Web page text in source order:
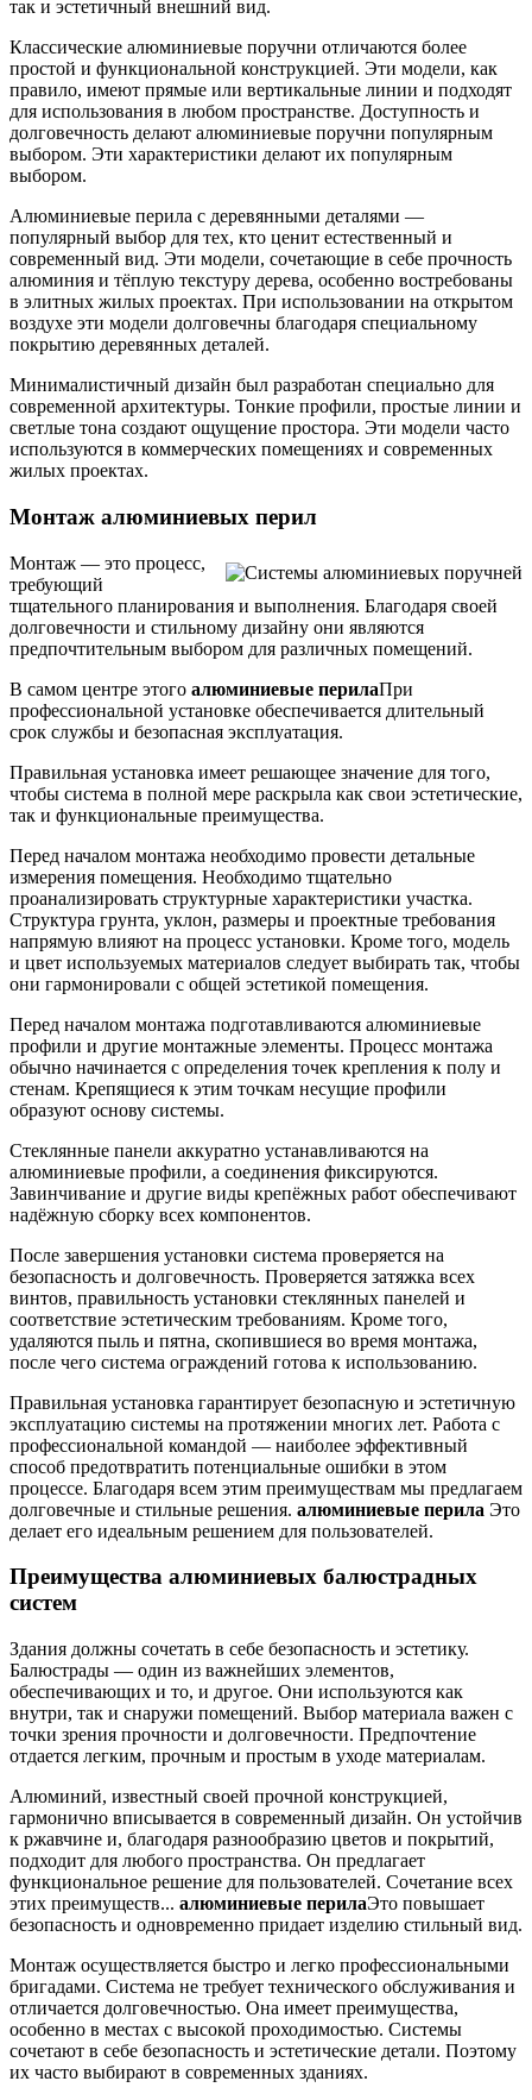
так и эстетичный внешний вид.
Классические алюминиевые поручни отличаются более
простой и функциональной конструкцией. Эти модели, как
правило, имеют прямые или вертикальные линии и подходят
для использования в любом пространстве. Доступность и
долговечность делают алюминиевые поручни популярным
выбором. Эти характеристики делают их популярным
выбором.
Алюминиевые перила с деревянными деталями —
популярный выбор для тех, кто ценит естественный и
современный вид. Эти модели, сочетающие в себе прочность
алюминия и тёплую текстуру дерева, особенно востребованы
в элитных жилых проектах. При использовании на открытом
воздухе эти модели долговечны благодаря специальному
покрытию деревянных деталей.
Минималистичный дизайн был разработан специально для
современной архитектуры. Тонкие профили, простые линии и
светлые тона создают ощущение простора. Эти модели часто
используются в коммерческих помещениях и современных
жилых проектах.
Монтаж алюминиевых перил
Монтаж — это процесс,
требующий
тщательного планирования и выполнения. Благодаря своей
долговечности и стильному дизайну они являются
предпочтительным выбором для различных помещений.
В самом центре этого алюминиевые перилаПри
профессиональной установке обеспечивается длительный
срок службы и безопасная эксплуатация.
Правильная установка имеет решающее значение для того,
чтобы система в полной мере раскрыла как свои эстетические,
так и функциональные преимущества.
Перед началом монтажа необходимо провести детальные
измерения помещения. Необходимо тщательно
проанализировать структурные характеристики участка.
Структура грунта, уклон, размеры и проектные требования
напрямую влияют на процесс установки. Кроме того, модель
и цвет используемых материалов следует выбирать так, чтобы
они гармонировали с общей эстетикой помещения.
Перед началом монтажа подготавливаются алюминиевые
профили и другие монтажные элементы. Процесс монтажа
обычно начинается с определения точек крепления к полу и
стенам. Крепящиеся к этим точкам несущие профили
образуют основу системы.
Стеклянные панели аккуратно устанавливаются на
алюминиевые профили, а соединения фиксируются.
Завинчивание и другие виды крепёжных работ обеспечивают
надёжную сборку всех компонентов.
После завершения установки система проверяется на
безопасность и долговечность. Проверяется затяжка всех
винтов, правильность установки стеклянных панелей и
соответствие эстетическим требованиям. Кроме того,
удаляются пыль и пятна, скопившиеся во время монтажа,
после чего система ограждений готова к использованию.
Правильная установка гарантирует безопасную и эстетичную
эксплуатацию системы на протяжении многих лет. Работа с
профессиональной командой — наиболее эффективный
способ предотвратить потенциальные ошибки в этом
процессе. Благодаря всем этим преимуществам мы предлагаем
долговечные и стильные решения. алюминиевые перила Это
делает его идеальным решением для пользователей.
Преимущества алюминиевых балюстрадных
систем
Здания должны сочетать в себе безопасность и эстетику.
Балюстрады — один из важнейших элементов,
обеспечивающих и то, и другое. Они используются как
внутри, так и снаружи помещений. Выбор материала важен с
точки зрения прочности и долговечности. Предпочтение
отдается легким, прочным и простым в уходе материалам.
Алюминий, известный своей прочной конструкцией,
гармонично вписывается в современный дизайн. Он устойчив
к ржавчине и, благодаря разнообразию цветов и покрытий,
подходит для любого пространства. Он предлагает
функциональное решение для пользователей. Сочетание всех
этих преимуществ... алюминиевые перилаЭто повышает
безопасность и одновременно придает изделию стильный вид.
Монтаж осуществляется быстро и легко профессиональными
бригадами. Система не требует технического обслуживания и
отличается долговечностью. Она имеет преимущества,
особенно в местах с высокой проходимостью. Системы
сочетают в себе безопасность и эстетические детали. Поэтому
их часто выбирают в современных зданиях.